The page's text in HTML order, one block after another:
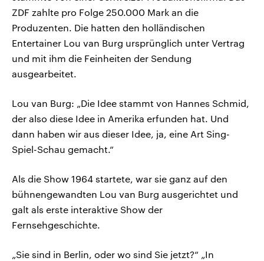
ZDF zahlte pro Folge 250.000 Mark an die
Produzenten. Die hatten den holländischen
Entertainer Lou van Burg ursprünglich unter Vertrag
und mit ihm die Feinheiten der Sendung
ausgearbeitet.
Lou van Burg: „Die Idee stammt von Hannes Schmid,
der also diese Idee in Amerika erfunden hat. Und
dann haben wir aus dieser Idee, ja, eine Art Sing-
Spiel-Schau gemacht.“
Als die Show 1964 startete, war sie ganz auf den
bühnengewandten Lou van Burg ausgerichtet und
galt als erste interaktive Show der
Fernsehgeschichte.
„Sie sind in Berlin, oder wo sind Sie jetzt?“ „In